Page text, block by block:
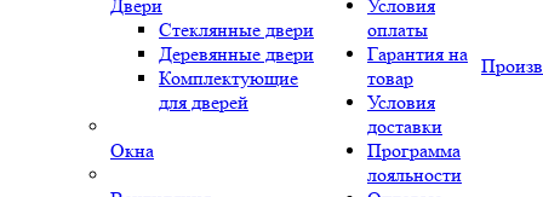
Двери
Стеклянные двери
Деревянные двери
Комплектующие
для дверей
Окна
Условия
оплаты
Гарантия на
товар
Условия
доставки
Программа
лояльности